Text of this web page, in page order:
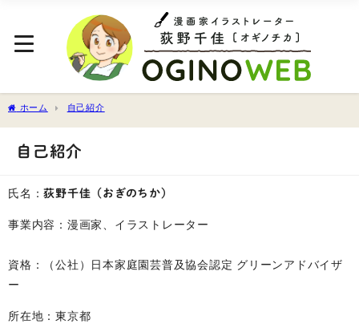
ホーム 自己紹介
自己紹介
氏名：荻野千佳（おぎのちか）
事業内容：漫画家、イラストレーター
資格：（公社）日本家庭園芸普及協会認定 グリーンアドバイザ
ー
所在地：東京都